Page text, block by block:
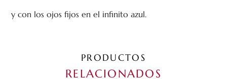
y con los ojos fijos en el infinito azul.
PRODUCTOS
RELACIONADOS